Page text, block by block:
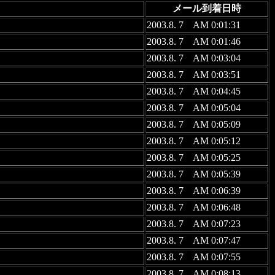
メール到着日時
2003.8. 7 AM 0:01:31
2003.8. 7 AM 0:01:46
2003.8. 7 AM 0:03:04
2003.8. 7 AM 0:03:51
2003.8. 7 AM 0:04:45
2003.8. 7 AM 0:05:04
2003.8. 7 AM 0:05:09
2003.8. 7 AM 0:05:12
2003.8. 7 AM 0:05:25
2003.8. 7 AM 0:05:39
2003.8. 7 AM 0:06:39
2003.8. 7 AM 0:06:48
2003.8. 7 AM 0:07:23
2003.8. 7 AM 0:07:47
2003.8. 7 AM 0:07:55